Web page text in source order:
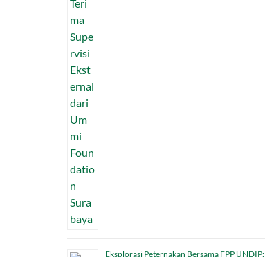
Eksplorasi Peternakan Bersama FPP UNDIP: